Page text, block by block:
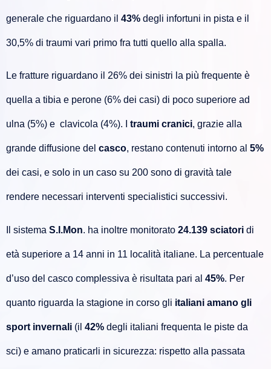
generale che riguardano il 43% degli infortuni in pista e il
30,5% di traumi vari primo fra tutti quello alla spalla.
Le fratture riguardano il 26% dei sinistri la più frequente è
quella a tibia e perone (6% dei casi) di poco superiore ad
ulna (5%) e clavicola (4%). I traumi cranici, grazie alla
grande diffusione del casco, restano contenuti intorno al 5%
dei casi, e solo in un caso su 200 sono di gravità tale
rendere necessari interventi specialistici successivi.
Il sistema S.I.Mon. ha inoltre monitorato 24.139 sciatori di
età superiore a 14 anni in 11 località italiane. La percentuale
d’uso del casco complessiva è risultata pari al 45%. Per
quanto riguarda la stagione in corso gli italiani amano gli
sport invernali (il 42% degli italiani frequenta le piste da
sci) e amano praticarli in sicurezza: rispetto alla passata